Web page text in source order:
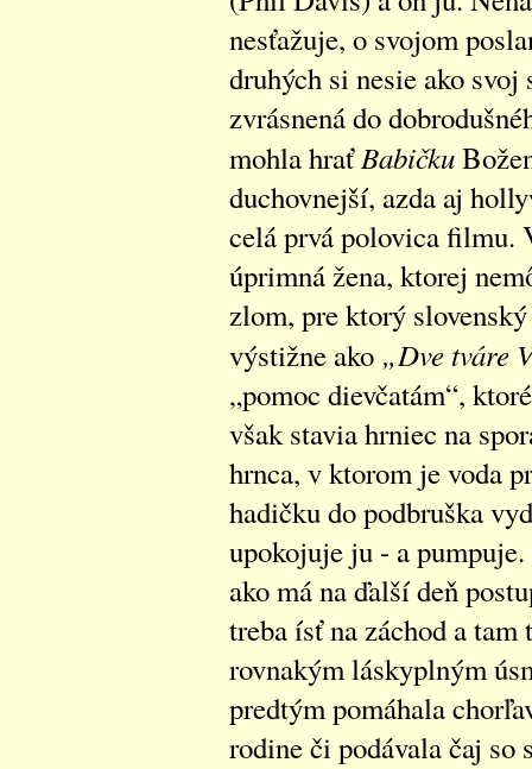
nesťažuje, o svojom
druhých si nesie ako
zvrásnená do
mohla hraťBabičku
duchovnejší, azda aj
celá prvá polovica filmu.
úprimná žena, ktorej
zlom, pre ktorý
výstižne ako „Dve tváre
„pomoc dievčatám“,
však stavia hrniec na
hrnca, v ktorom je voda
hadičku do podbruška
upokojuje ju - a
ako má na ďalší deň
treba ísť na záchod a
rovnakým láskyplným
predtým pomáhala
rodine či podávala čaj so